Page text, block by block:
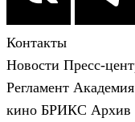
Контакты
Новости Пресс-
Регламент
кино БРИКС Архив